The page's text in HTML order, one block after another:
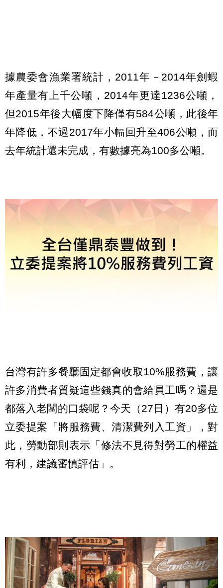
據農委會漁業署統計，2011年－2014年劍蝦
年產量有上千公噸，2014年更達1236公噸，
但2015年後大幅度下降僅有584公噸，此後年
年降低，不過2017年小幅回升至406公噸，而
去年統計還未完成，有數據亮為100多公噸。
台灣有許多餐廳固定都會收取10%服務費，讓
許多消費者質疑這些錢真的會給員工嗎？還是
都落入老闆的口袋呢？今天（27日）有20多位
立委提案「將服務費、清潔費列入工資」，對
此，勞動部則表示「修法不見得對勞工的權益
有利，建議審慎評估」。